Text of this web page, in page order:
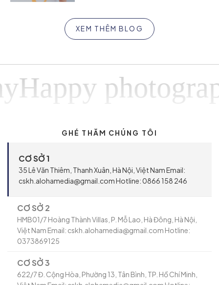
XEM THÊM BLOG
GHÉ THĂM CHÚNG TÔI
CƠ SỞ 1
35 Lê Văn Thiêm, Thanh Xuân, Hà Nội, Việt Nam Email:
cskh.alohamedia@gmail.com Hotline: 0866 158 246
CƠ SỞ 2
HMB01/7 Hoàng Thành Villas, P. Mỗ Lao, Hà Đông, Hà Nội,
Việt Nam Email: cskh.alohamedia@gmail.com Hotline:
0373869125
CƠ SỞ 3
622/7 Đ. Cộng Hòa, Phường 13, Tân Bình, TP. Hồ Chí Minh,